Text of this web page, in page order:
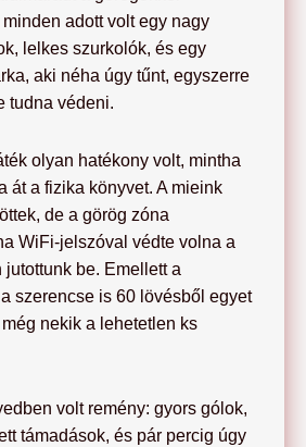
adott volt egy nagy
lelkes szurkolók, és egy
aki néha úgy tűnt, egyszerre
tudna védeni.
olyan hatékony volt, mintha
át a fizika könyvet. A mieink
de a görög zóna
WiFi-jelszóval védte volna a
jutottunk be. Emellett a
szerencse is 60 lövésből egyet
nekik a lehetetlen ks
volt remény: gyors gólok,
támadások, és pár percig úgy